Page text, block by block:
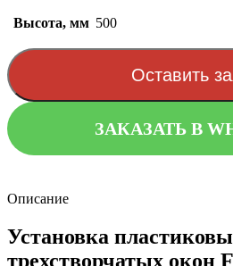
Высота, мм 500
Оставить
ЗАКАЗАТЬ В
Описание
Установка
трехстворчатых окон